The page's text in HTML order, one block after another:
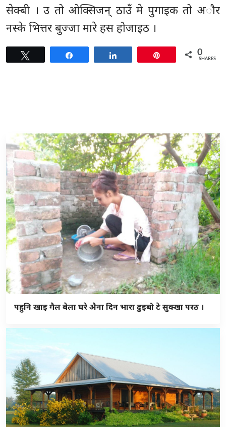
सेक्बी । उ तो ओक्सिजन् ठाउँ मे पुगाइक तो अौर
नस्के भित्तर बुज्जा मारे हस होजाइठ ।
0
SHARES
पहुनि खाइ गैल बेला घरे अ‍ैना दिन भारा ढुइबो टे सुक्खा परठ ।